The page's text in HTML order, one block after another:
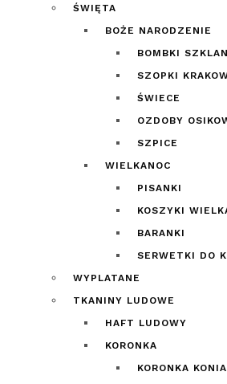
ŚWIĘTA
BOŻE NARODZENIE
BOMBKI
SZOPKI
ŚWIECE
OZDOBY
SZPICE
WIELKANOC
PISANKI
KOSZYKI
BARANKI
SERWETKI DO
WYPLATANE
TKANINY LUDOWE
HAFT LUDOWY
KORONKA
KORONKA